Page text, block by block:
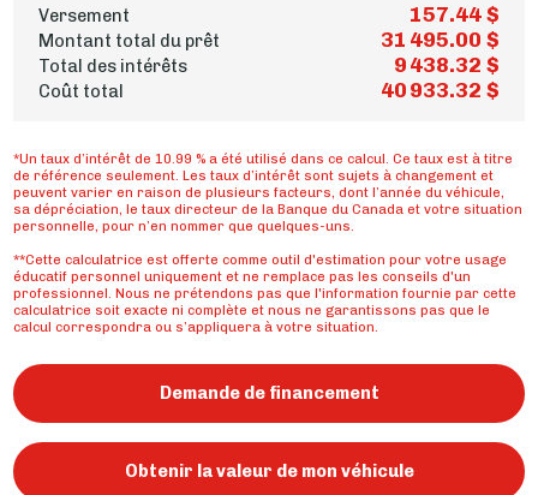
Versement 157.44 $
Montant total du prêt 31 495.00 $
Total des intérêts 9 438.32 $
Coût total 40 933.32 $
*Un taux d’intérêt de 10.99 % a été utilisé dans ce calcul. Ce taux est à titre
de référence seulement. Les taux d’intérêt sont sujets à changement et
peuvent varier en raison de plusieurs facteurs, dont l’année du véhicule,
sa dépréciation, le taux directeur de la Banque du Canada et votre situation
personnelle, pour n’en nommer que quelques-uns.
**Cette calculatrice est offerte comme outil d'estimation pour votre usage
éducatif personnel uniquement et ne remplace pas les conseils d'un
professionnel. Nous ne prétendons pas que l'information fournie par cette
calculatrice soit exacte ni complète et nous ne garantissons pas que le
calcul correspondra ou s’appliquera à votre situation.
Demande de financement
Obtenir la valeur de mon véhicule